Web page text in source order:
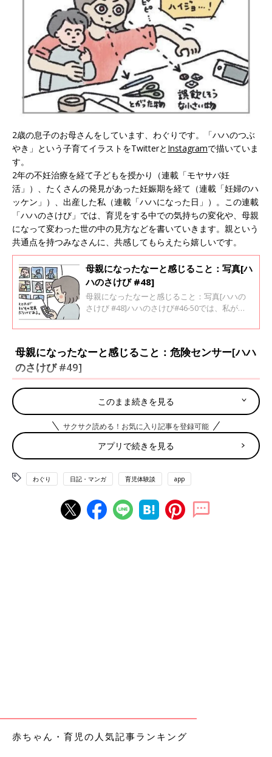
2歳の息子のお母さんをしています、わぐりです。「ハハのつぶ
やき」という子育てイラストをTwitterと Instagramで描いていま
す。
2年の不妊治療を経て子どもを授かり（連載「モヤサバ妊
活」）、たくさんの発見があった妊娠期を経て（連載「妊婦のハ
ッケン」）、出産した私（連載「ハハになった日」）。この連載
「ハハのさけび」では、育児をする中での気持ちの変化や、母親
になって変わった世の中の見方などを書いていきます。親という
共通点を持つみなさんに、共感してもらえたら嬉しいです。
母親になったなーと感じること：写真[ハ
ハのさけび #48]
母親になったなーと感じること：写真[ハハの
さけび #48]ハハのさけび#46-50では、私が
いていきたいと思います。スマホ、子どもの写
思います。一応、月ごとに何枚か選んで印刷で
後に、スマホから写真を消すことはありませ
ん。
母親になったなーと感じること：危険センサー[ハハ
のさけび #49]
ハハの子育て空間論[ハハのさけび #11]
このまま続きを見る
サクサク読める！お気に入り記事を登録可能
アプリで続きを見る
わぐり 日記・マンガ 育児体験談 app
赤ちゃん・育児の人気記事ランキング